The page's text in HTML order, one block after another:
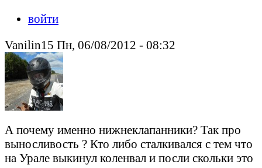
войти
Vanilin15 Пн, 06/08/2012 - 08:32
А почему именно нижнеклапанники? Так про
выносливость ? Кто либо сталкивался с тем что
на Урале выкинул коленвал и посли скольки это